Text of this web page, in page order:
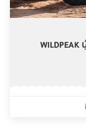
فالكن تطلق اطارها المعدل كليًا WILDPEAK